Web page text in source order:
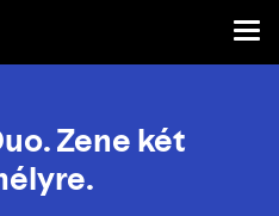
Zene két